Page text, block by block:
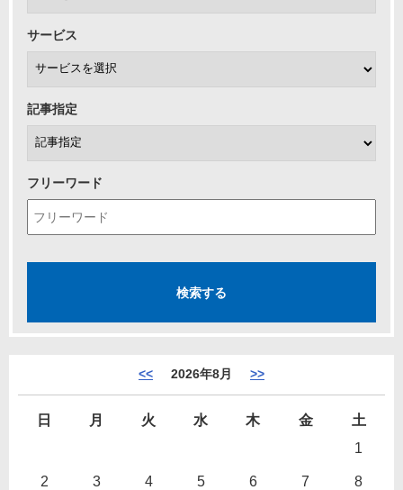
サービス
記事指定
フリーワード
<< 2026年8月 >>
日 月 火 水 木 金
土
1
2 3 4 5 6 7 8